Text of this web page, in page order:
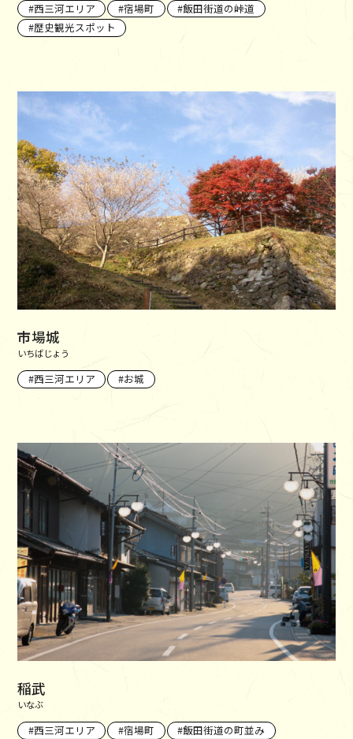
西三河エリア 宿場町
飯田街道の峠道
歴史観光スポット
市場城
いちばじょう
西三河エリア お城
稲武
いなぶ
西三河エリア 宿場町
飯田街道の町並み